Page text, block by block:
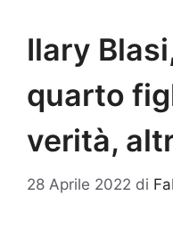
Ilary
quarto
verità,
28 Aprile 2022 di